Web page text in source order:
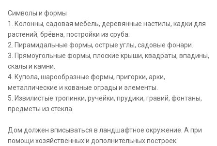
Символы и формы
1. Колонны, садовая мебель, деревянные настилы, кадки для
растений, брёвна, постройки из сруба.
2. Пирамидальные формы, острые углы, садовые фонари.
3. Прямоугольные формы, плоские крыши, квадраты, впадины,
скалы и камни.
4. Купола, шарообразные формы, пригорки, арки,
металлические и кованые ограды и элементы.
5. Извилистые тропинки, ручейки, прудики, гравий, фонтаны,
предметы из стекла.
Дом должен вписываться в ландшафтное окружение. А при
помощи хозяйственных и дополнительных построек